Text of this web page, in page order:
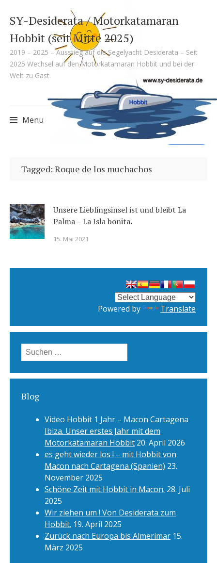
SY-Desiderata / Motorkatamaran
Hobbit (seit Mitte 2025)
2019 – 2025 – Ausstieg auf die Segelyacht Desiderata – Seit
2025 Wechsel auf den Motorkatamaran Hobbit und bei der
Welt zu Gast.
Menu
to
Tagged: Roque de los muchachos
Unsere Lieblingsinsel ist und bleibt La
Palma – La Isla bonita.
15. Mai 2021
Powered by Translate
Suchen
nach:
Blog
Video Hobbit 1 Jahr – Macon Cartagena
Ibiza. Unser erstes Jahr mit dem
Motorkatamaran Hobbit 20. April 2026
es geht wieder los ! – mit Hobbit von
Macon nach Cartagena (Spanien) 23.
November 2025
Schöne Zeit mit Hobbit in Macon. 28. Juli
2025
Wir ziehen um ! Von Desiderata zum
Hobbit. 19. April 2025
Zurück nach Europa bis Almerimar 15.
März 2025